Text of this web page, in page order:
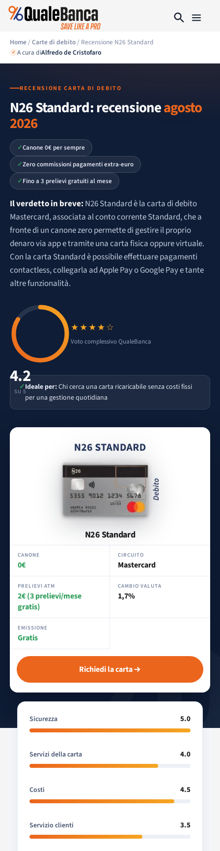
Home/Carte di debito/ Recensione N26 Standard
✓ A cura diAlfredo de Cristofaro
RECENSIONE CARTA DI DEBITO
N26 Standard: recensioneagosto
2026
Canone 0€ per sempre
Zero commissioni pagamenti extra-euro
Fino a 3 prelievi gratuiti al mese
Il verdetto in breve: N26 Standard è la carta di debito
Mastercard, associata al conto corrente Standard, che a
fronte di un canone zero permette di gestire il proprio
denaro via app e tramite una carta fisica oppure virtuale.
Con la carta Standard è possibile effettuare pagamenti
contactless, collegarla ad Apple Pay o Google Pay e tante
altre funzionalità.
4.2
SU 5
★★★★☆
Voto 4.2 su 5
Voto complessivo QualeBanca
✓Ideale per:Chi cerca una carta ricaricabile senza costi fissi
per una gestione quotidiana
N26 Standard
CANONE
0€
CIRCUITO
Mastercard
PRELIEVI ATM
2€ (3 prelievi/mese
gratis)
CAMBIO VALUTA
1,7%
EMISSIONE
Gratis
Richiedi la carta
Sicurezza 5.0
Servizi della carta 4.0
Costi 4.5
Servizio clienti 3.5